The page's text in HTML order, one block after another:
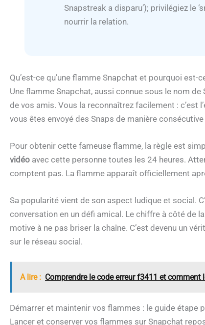
Snapstreak a disparu’); privilégiez le
nourrir la relation.
Qu’est-ce qu’une flamme Snapchat et pourquoi est-
Une flamme Snapchat, aussi connue sous le nom
de vos amis. Vous la reconnaîtrez facilement : c’est
vous êtes envoyé des Snaps de manière
Pour obtenir cette fameuse flamme, la règle est
vidéo avec cette personne toutes les 24 heures.
comptent pas. La flamme apparaît officiellement
Sa popularité vient de son aspect ludique et social.
conversation en un défi amical. Le chiffre à côté de
motive à ne pas briser la chaîne. C’est devenu un
sur le réseau social.
A lire : Comprendre le code erreur f3411 et comment
Démarrer et maintenir vos flammes : le guide étape
Lancer et conserver vos flammes sur Snapchat